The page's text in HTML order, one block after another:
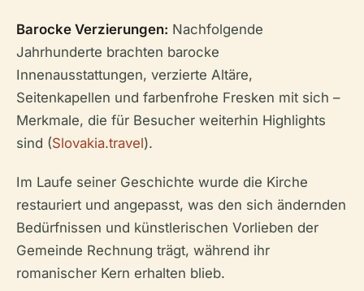
Barocke Verzierungen: Nachfolgende
Jahrhunderte brachten barocke
Innenausstattungen, verzierte Altäre,
Seitenkapellen und farbenfrohe Fresken mit sich –
Merkmale, die für Besucher weiterhin Highlights
sind (Slovakia.travel).
Im Laufe seiner Geschichte wurde die Kirche
restauriert und angepasst, was den sich ändernden
Bedürfnissen und künstlerischen Vorlieben der
Gemeinde Rechnung trägt, während ihr
romanischer Kern erhalten blieb.